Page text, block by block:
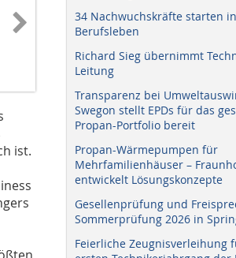
ist.
34 Nachwuchskräfte starten
Berufsleben
Richard Sieg übernimmt
Leitung
Transparenz bei
Swegon stellt EPDs für das
Propan-Portfolio bereit
Propan-Wärmepumpen für
Mehrfamilienhäuser –
entwickelt Lösungskonzepte
Gesellenprüfung und
Sommerprüfung 2026 in
Feierliche Zeugnisverleihung